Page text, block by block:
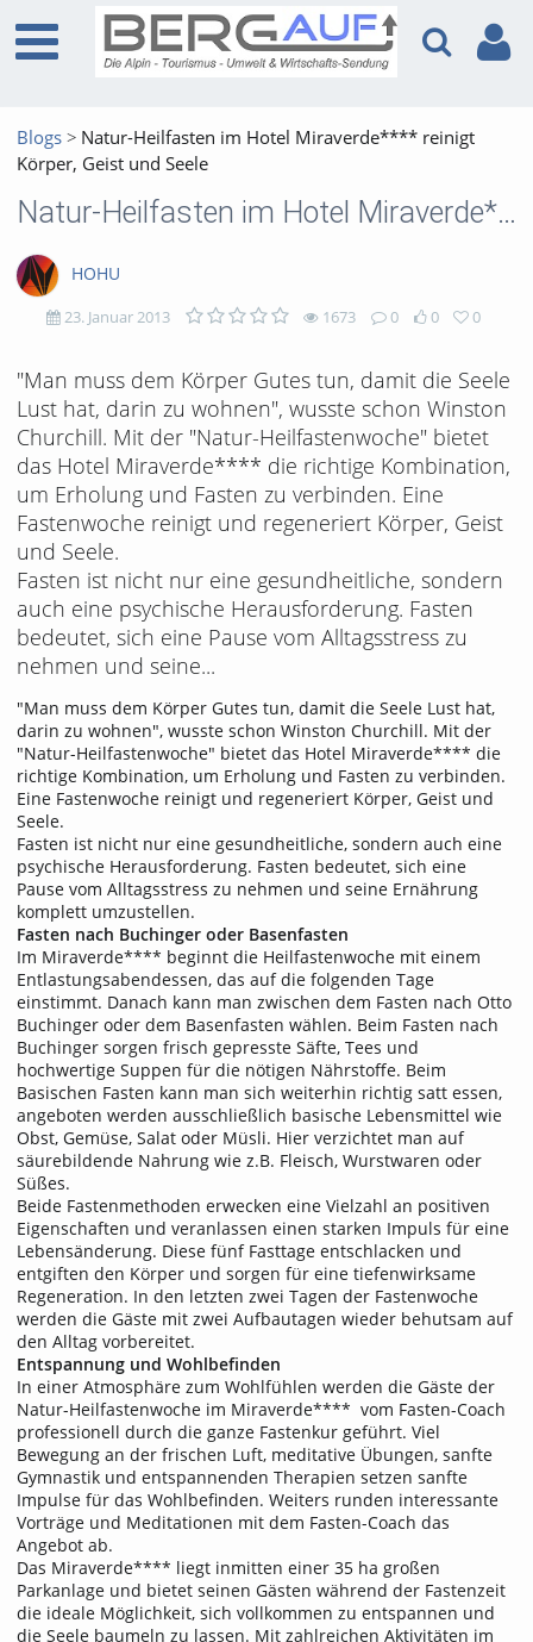
Blogs
Natur-Heilfasten im Hotel Miraverde**** reinigt
Körper, Geist und Seele
Natur-Heilfasten im Hotel Miraverde**** reinigt Körper, Geist und Seele
HOHU
23. Januar 2013 1673
1673
views
0
Kommentare
0
likes
0
favorites
"Man muss dem Körper Gutes tun, damit die Seele
Lust hat, darin zu wohnen", wusste schon Winston
Churchill. Mit der "Natur-Heilfastenwoche" bietet
das Hotel Miraverde**** die richtige Kombination,
um Erholung und Fasten zu verbinden. Eine
Fastenwoche reinigt und regeneriert Körper, Geist
und Seele.
Fasten ist nicht nur eine gesundheitliche, sondern
auch eine psychische Herausforderung. Fasten
bedeutet, sich eine Pause vom Alltagsstress zu
nehmen und seine...
"Man muss dem Körper Gutes tun, damit die Seele Lust hat,
darin zu wohnen", wusste schon Winston Churchill. Mit der
"Natur-Heilfastenwoche" bietet das Hotel Miraverde**** die
richtige Kombination, um Erholung und Fasten zu verbinden.
Eine Fastenwoche reinigt und regeneriert Körper, Geist und
Seele.
Fasten ist nicht nur eine gesundheitliche, sondern auch eine
psychische Herausforderung. Fasten bedeutet, sich eine
Pause vom Alltagsstress zu nehmen und seine Ernährung
komplett umzustellen.
Fasten nach Buchinger oder Basenfasten
Im Miraverde**** beginnt die Heilfastenwoche mit einem
Entlastungsabendessen, das auf die folgenden Tage
einstimmt. Danach kann man zwischen dem Fasten nach Otto
Buchinger oder dem Basenfasten wählen. Beim Fasten nach
Buchinger sorgen frisch gepresste Säfte, Tees und
hochwertige Suppen für die nötigen Nährstoffe. Beim
Basischen Fasten kann man sich weiterhin richtig satt essen,
angeboten werden ausschließlich basische Lebensmittel wie
Obst, Gemüse, Salat oder Müsli. Hier verzichtet man auf
säurebildende Nahrung wie z.B. Fleisch, Wurstwaren oder
Süßes.
Beide Fastenmethoden erwecken eine Vielzahl an positiven
Eigenschaften und veranlassen einen starken Impuls für eine
Lebensänderung. Diese fünf Fasttage entschlacken und
entgiften den Körper und sorgen für eine tiefenwirksame
Regeneration. In den letzten zwei Tagen der Fastenwoche
werden die Gäste mit zwei Aufbautagen wieder behutsam auf
den Alltag vorbereitet.
Entspannung und Wohlbefinden
In einer Atmosphäre zum Wohlfühlen werden die Gäste der
Natur-Heilfastenwoche im Miraverde**** vom Fasten-Coach
professionell durch die ganze Fastenkur geführt. Viel
Bewegung an der frischen Luft, meditative Übungen, sanfte
Gymnastik und entspannenden Therapien setzen sanfte
Impulse für das Wohlbefinden. Weiters runden interessante
Vorträge und Meditationen mit dem Fasten-Coach das
Angebot ab.
Das Miraverde**** liegt inmitten einer 35 ha großen
Parkanlage und bietet seinen Gästen während der Fastenzeit
die ideale Möglichkeit, sich vollkommen zu entspannen und
die Seele baumeln zu lassen. Mit zahlreichen Aktivitäten im